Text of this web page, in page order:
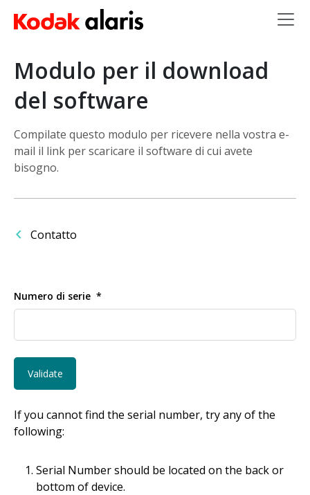
Salta al contenuto principale
Modulo per il download
del software
Compilate questo modulo per ricevere nella vostra e-
mail il link per scaricare il software di cui avete
bisogno.
Contatto
Numero di serie
If you cannot find the serial number, try any of the
following:
Serial Number should be located on the back or
bottom of device.